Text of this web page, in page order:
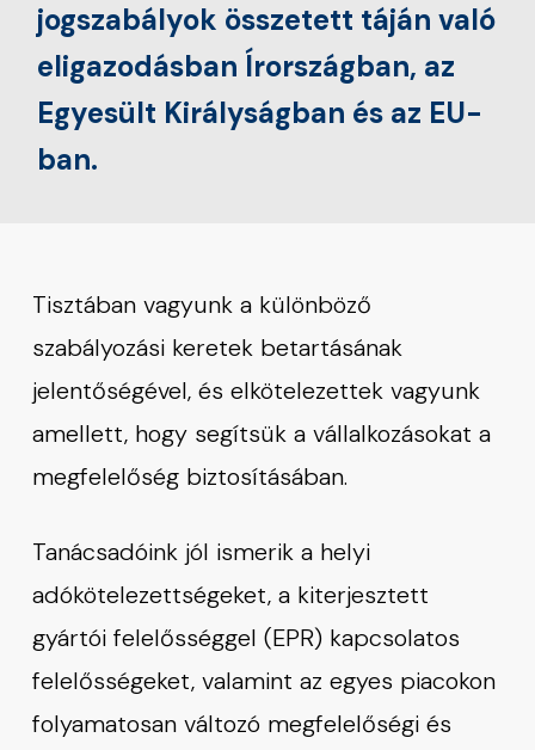
jogszabályok összetett táján való
eligazodásban Írországban, az
Egyesült Királyságban és az EU-
ban.
Tisztában vagyunk a különböző
szabályozási keretek betartásának
jelentőségével, és elkötelezettek vagyunk
amellett, hogy segítsük a vállalkozásokat a
megfelelőség biztosításában.
Tanácsadóink jól ismerik a helyi
adókötelezettségeket, a kiterjesztett
gyártói felelősséggel (EPR) kapcsolatos
felelősségeket, valamint az egyes piacokon
folyamatosan változó megfelelőségi és